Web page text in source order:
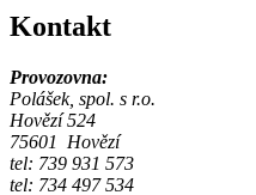
Kontakt
Provozovna:
Polášek, spol. s r.o.
Hovězí 524
75601 Hovězí
tel: 739 931 573
tel: 734 497 534